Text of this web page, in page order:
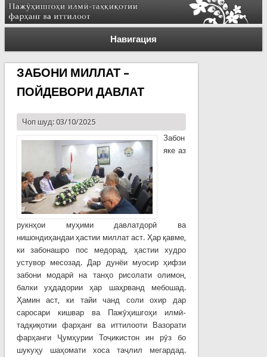
Навигация
ЗАБОНИ МИЛЛАТ –
ПОЙДЕВОРИ ДАВЛАТ
Чоп шуд: 03/10/2025
Забон
яке аз
рукнҳои муҳими давлатдорӣ ва
нишондиҳандаи ҳастии миллат аст. Ҳар қавме,
ки забонашро пос медорад, ҳастии худро
устувор месозад. Дар дунёи муосир ҳифзи
забони модарӣ на танҳо рисолати олимон,
балки уҳдадории ҳар шаҳрванд мебошад.
Ҳамин аст, ки тайи чанд соли охир дар
саросари кишвар ва Пажӯҳишгоҳи илмӣ-
тадқиқотии фарҳанг ва иттилооти Вазорати
фарҳанги Ҷумҳурии Тоҷикистон ин рӯз бо
шукуҳу шаҳомати хоса таҷлил мегардад.